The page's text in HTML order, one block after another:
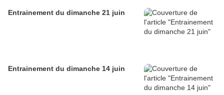
Entrainement du dimanche 21 juin
Entrainement du dimanche 14 juin